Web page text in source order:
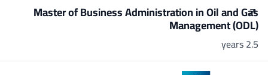
Master of Business Administration in Oil and Gas
Management (ODL)
2.5 years